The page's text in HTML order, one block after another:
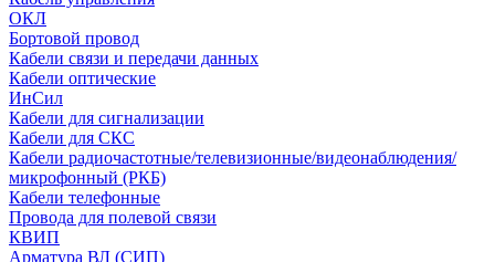
ОКЛ
Бортовой провод
Кабели связи и передачи данных
Кабели оптические
ИнСил
Кабели для сигнализации
Кабели для СКС
Кабели радиочастотные/телевизионные/видеонаблюдения/
микрофонный (РКБ)
Кабели телефонные
Провода для полевой связи
КВИП
Арматура ВЛ (СИП)